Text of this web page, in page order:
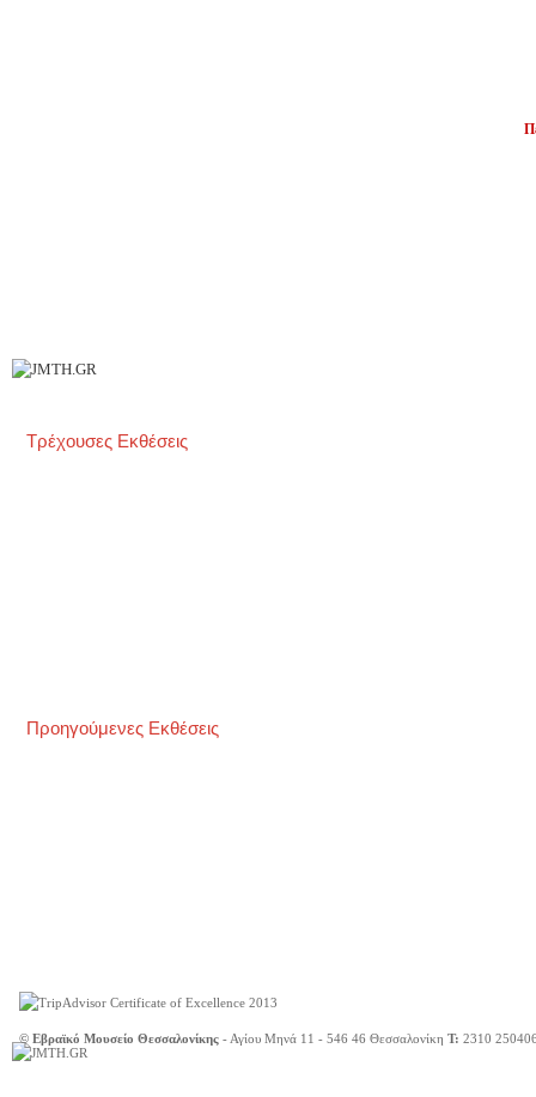
Τρέχουσες Εκθέσεις
Προηγούμενες Εκθέσεις
© Εβραϊκό Μουσείο Θεσσαλονίκης - Αγίου Μηνά 11 - 546 46 Θεσσαλονίκη Τ: 2310